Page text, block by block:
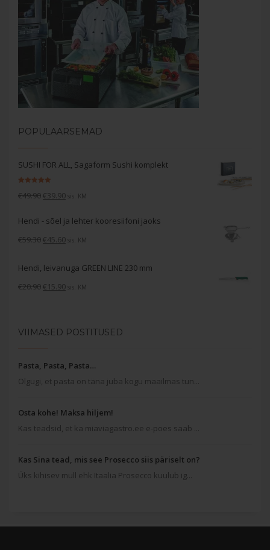
POPULAARSEMAD
SUSHI FOR ALL, Sagaform Sushi komplekt
5.00/ 5
€49.90Algne
oli:
€49.90.
€39.90Current
is:
sis. KM
Hendi - sõel ja lehter kooresiifoni jaoks
€59.30Algne
oli:
€45.60Current
is:
sis. KM
Hendi, leivanuga GREEN LINE 230 mm
€20.90Algne
€ 15.90Current
sis. KM
VIIMASED POSTITUSED
Pasta, Pasta, Pasta…
Olgugi, et pasta on täna juba kogu maailmas tun...
Osta kohe! Maksa hiljem!
Kas teadsid, et ka miaviagastro.ee e-poes saab ...
Kas Sina tead, mis see Prosecco siis päriselt on?
Üks kihisev mull ehk Itaalia Prosecco kuulub ig...